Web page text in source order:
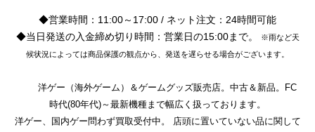
◆営業時間：11:00～17:00 / ネット注文：24時間可能
◆当日発送の入金締め切り時間：営業日の15:00まで。
※雨など天
候状況によっては商品保護の観点から、発送を遅らせる場合がございます。
洋ゲー（海外ゲーム）＆ゲームグッズ販売店。中古＆新品。FC
時代(80年代)～最新機種まで幅広く扱っております。
洋ゲー、国内ゲー問わず買取受付中。 店頭に置いていない品に関して